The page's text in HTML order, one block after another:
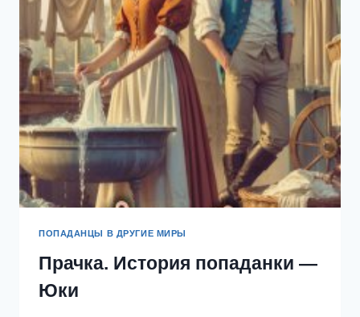
—
АННА
МИТРО
ПОПАДАНЦЫ В ДРУГИЕ МИРЫ
Прачка. История попаданки —
Юки